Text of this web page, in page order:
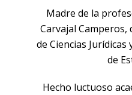
Madre de la
Carvajal Camperos,
de Ciencias Jurídicas
de
Hecho luctuoso